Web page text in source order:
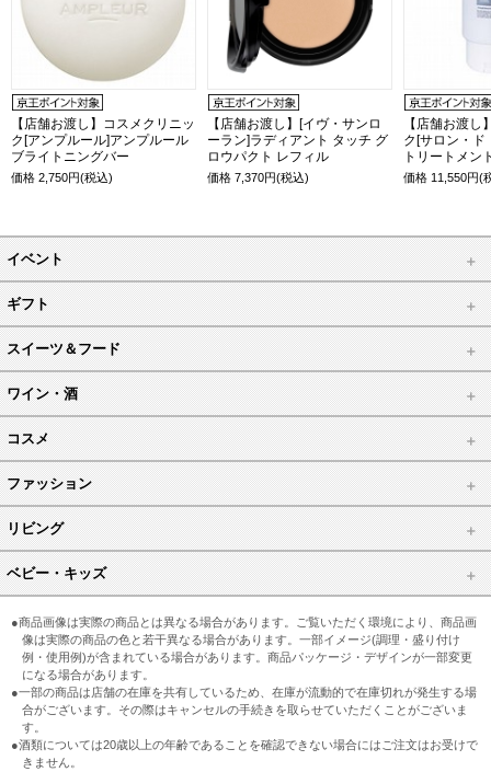
【店舗お渡し】コスメクリニッ
ク[アンプルール]アンプルール
ブライトニングバー
価格 2,750円(税込)
【店舗お渡し】[イヴ・サンロ
ーラン]ラディアント タッチ グ
ロウパクト レフィル
価格7,370円(税込)
【店舗お渡し
ク[サロン・ド
トリートメン
価格11,550円(
イベント
ギフト
スイーツ＆フード
ワイン・酒
コスメ
ファッション
リビング
ベビー・キッズ
●商品画像は実際の商品とは異なる場合があります。ご覧いただく環境により、商品画
像は実際の商品の色と若干異なる場合があります。一部イメージ(調理・盛り付け
例・使用例)が含まれている場合があります。商品パッケージ・デザインが一部変更
になる場合があります。
●一部の商品は店舗の在庫を共有しているため、在庫が流動的で在庫切れが発生する場
合がございます。その際はキャンセルの手続きを取らせていただくことがございま
す。
●酒類については20歳以上の年齢であることを確認できない場合にはご注文はお受けで
きません。